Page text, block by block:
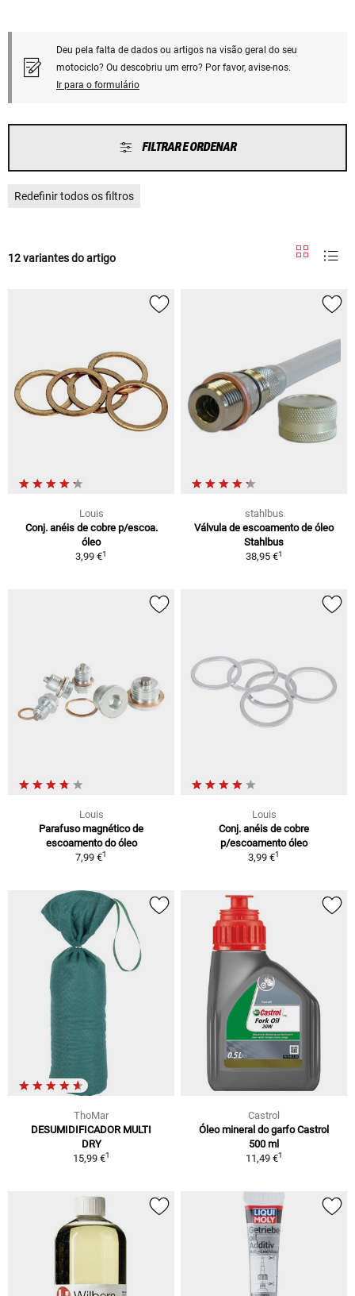
Deu pela falta de dados ou artigos na visão geral do seu
motociclo? Ou descobriu um erro? Por favor, avise-nos.
Ir para o formulário
FILTRAR E ORDENAR
Redefinir todos os filtros
12 variantes do artigo
Louis
Conj. anéis de cobre p/escoa.
óleo
3,99 €1
stahlbus
Válvula de escoamento de óleo
Stahlbus
38,95 €1
Louis
Parafuso magnético de
escoamento do óleo
7,99 €1
Louis
Conj. anéis de cobre
p/escoamento óleo
3,99 €1
ThoMar
DESUMIDIFICADOR MULTI
DRY
15,99 €1
Castrol
Óleo mineral do garfo Castrol
500 ml
11,49 €1